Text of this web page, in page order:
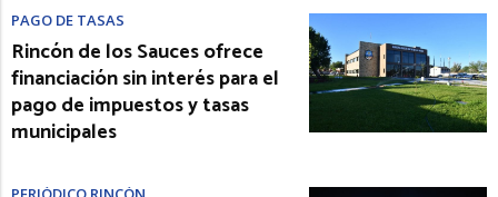
PAGO DE TASAS
Rincón de los Sauces ofrece
financiación sin interés para el
pago de impuestos y tasas
municipales